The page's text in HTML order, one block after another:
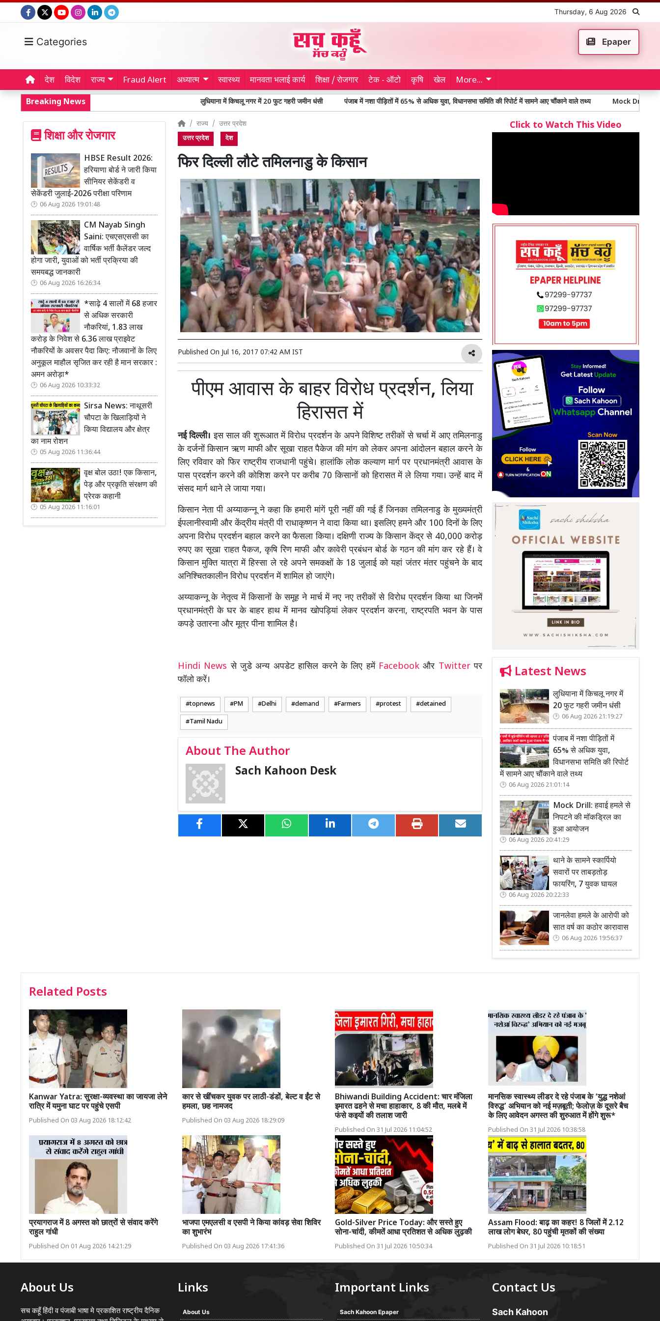
Thursday, 6 Aug 2026
Categories Epaper
देश विदेश राज्य Fraud Alert अध्यात्म स्वास्थ्य मानवता भलाई कार्य शिक्षा / रोजगार टेक - ऑटो कृषि खेल More...
Breaking News लुधियाना में किचलू नगर में 20 फुट गहरी जमीन धंसी पंजाब में नशा पीड़ितों में 65% से अधिक युवा, विधानसभा समिति की रिपोर्ट में सामने आए चौंकाने वाले तथ्य Mock Drill: हवाई हमले से
शिक्षा और रोजगार
HBSE Result 2026:
हरियाणा बोर्ड ने जारी किया
सीनियर सेकेंडरी व
सेकेंडरी जुलाई-2026 परीक्षा परिणाम
06 Aug 2026 19:01:48
CM Nayab Singh
Saini: एचएसएससी का
वार्षिक भर्ती कैलेंडर जल्द
होगा जारी, युवाओं को भर्ती प्रक्रिया की
समयबद्ध जानकारी
06 Aug 2026 16:26:34
*साढ़े 4 सालों में 68 हजार
से अधिक सरकारी
नौकरियां, 1.83 लाख
करोड़ के निवेश से 6.36 लाख प्राइवेट
नौकरियों के अवसर पैदा किए: नौजवानों के लिए
अनुकूल माहौल सृजित कर रही है मान सरकार :
अमन अरोड़ा*
06 Aug 2026 10:33:32
Sirsa News: नाथूसरी
चौपटा के खिलाड़ियों ने
किया विद्यालय और क्षेत्र
का नाम रोशन
05 Aug 2026 11:36:44
वृक्ष बोल उठा! एक किसान,
पेड़ और प्रकृति संरक्षण की
प्रेरक कहानी
05 Aug 2026 11:16:01
राज्य उत्तर प्रदेश
उत्तर प्रदेश देश
फिर दिल्ली लौटे तमिलनाडु के किसान
Published On Jul 16, 2017 07:42 AM IST
पीएम आवास के बाहर विरोध प्रदर्शन, लिया
हिरासत में
नई दिल्ली। इस साल की शुरूआत में विरोध प्रदर्शन के अपने विशिष्ट तरीकों से चर्चा में आए तमिलनाडु
के दर्जनों किसान ऋण माफी और सूखा राहत पैकेज की मांग को लेकर अपना आंदोलन बहाल करने के
लिए रविवार को फिर राष्ट्रीय राजधानी पहुंचे। हालांकि लोक कल्याण मार्ग पर प्रधानमंत्री आवास के
पास प्रदर्शन करने की कोशिश करने पर करीब 70 किसानों को हिरासत में ले लिया गया। उन्हें बाद में
संसद मार्ग थाने ले जाया गया।
किसान नेता पी अय्याकन्नू ने कहा कि हमारी मांगें पूरी नहीं की गई हैं जिनका तमिलनाडु के मुख्यमंत्री
ईपलानीस्वामी और केंद्रीय मंत्री पी राधाकृष्णन ने वादा किया था। इसलिए हमने और 100 दिनों के लिए
अपना विरोध प्रदर्शन बहाल करने का फैसला किया। दक्षिणी राज्य के किसान केंद्र से 40,000 करोड़
रुपए का सूखा राहत पैकज, कृषि रिण माफी और कावेरी प्रबंधन बोर्ड के गठन की मांग कर रहे हैं। वे
किसान मुक्ति यात्रा में हिस्सा ले रहे अपने समकक्षों के 18 जुलाई को यहां जंतर मंतर पहुंचने के बाद
अनिश्चितकालीन विरोध प्रदर्शन में शामिल हो जाएंगे।
अय्याकन्नू के नेतृत्व में किसानों के समूह ने मार्च में नए नए तरीकों से विरोध प्रदर्शन किया था जिनमें
प्रधानमंत्री के घर के बाहर हाथ में मानव खोपड़ियां लेकर प्रदर्शन करना, राष्ट्रपति भवन के पास
कपड़े उतारना और मूत्र पीना शामिल है।
Hindi Newsसे जुडे अन्य अपडेट हासिल करने के लिए हमें Facebookऔर Twitterपर
फॉलो करें।
topnews PM Delhi demand Farmers protest detained
Tamil Nadu
About The Author
Sach Kahoon Desk
Click to Watch This Video
Latest News
लुधियाना में किचलू नगर में
20 फुट गहरी जमीन धंसी
06 Aug 2026 21:19:27
पंजाब में नशा पीड़ितों में
65% से अधिक युवा,
विधानसभा समिति की रिपोर्ट
में सामने आए चौंकाने वाले तथ्य
06 Aug 2026 21:01:14
Mock Drill: हवाई हमले से
निपटने की मॉकड्रिल का
हुआ आयोजन
06 Aug 2026 20:41:29
थाने के सामने स्कार्पियो
सवारों पर ताबड़तोड़
फायरिंग, 7 युवक घायल
06 Aug 2026 20:22:33
जानलेवा हमले के आरोपी को
सात वर्ष का कठोर कारावास
06 Aug 2026 19:56:37
Related Posts
Kanwar Yatra: सुरक्षा-व्यवस्था का जायजा लेने
रात्रि में यमुना घाट पर पहुंचे एसपी
Published On 03 Aug 2026 18:12:42
कार से खींचकर युवक पर लाठी-डंडों, बेल्ट व ईंट से
हमला, छह नामजद
Published On 03 Aug 2026 18:29:09
Bhiwandi Building Accident: चार मंजिला
इमारत ढहने से मचा हाहाकार, 8 की मौत, मलबे में
फंसे कइयों की तलाश जारी
Published On 31 Jul 2026 11:04:52
मानसिक स्वास्थ्य लीडर दे रहे पंजाब के ‘युद्ध नशेआं
विरुद्ध’ अभियान को नई मज़बूती; फेलोज़ के दूसरे बैच
के लिए आवेदन अगस्त की शुरुआत में होंगे शुरू*
Published On 31 Jul 2026 10:38:58
प्रयागराज में 8 अगस्त को छात्रों से संवाद करेंगे
राहुल गांधी
Published On 01 Aug 2026 14:21:29
भाजपा एमएलसी व एसपी ने किया कांवड़ सेवा शिविर
का शुभारंभ
Published On 03 Aug 2026 17:41:36
Gold-Silver Price Today: और सस्ते हुए
सोना-चांदी, कीमतें आधा प्रतिशत से अधिक लुढ़की
Published On 31 Jul 2026 10:50:34
Assam Flood: बाढ़ का कहर! 8 जिलों में 2.12
लाख लोग बेघर, 80 पहुंची मृतकों की संख्या
Published On 31 Jul 2026 10:18:51
About Us
सच कहूँ हिंदी व पंजाबी भाषा मे प्रकाशित राष्ट्रीय दैनिक
Links
About Us
Important Links
Sach Kahoon Epaper
Contact Us
Sach Kahoon